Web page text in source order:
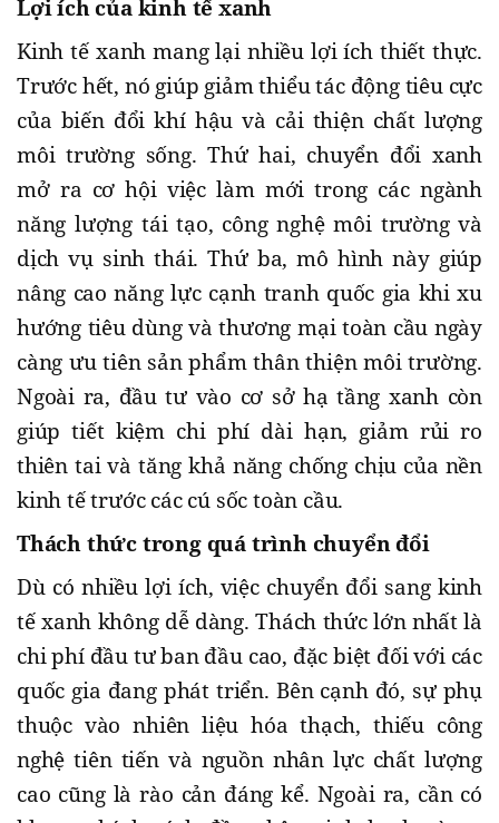
Lợi ích của kinh tế xanh
Kinh tế xanh mang lại nhiều lợi ích thiết thực.
Trước hết, nó giúp giảm thiểu tác động tiêu cực
của biến đổi khí hậu và cải thiện chất lượng
môi trường sống. Thứ hai, chuyển đổi xanh
mở ra cơ hội việc làm mới trong các ngành
năng lượng tái tạo, công nghệ môi trường và
dịch vụ sinh thái. Thứ ba, mô hình này giúp
nâng cao năng lực cạnh tranh quốc gia khi xu
hướng tiêu dùng và thương mại toàn cầu ngày
càng ưu tiên sản phẩm thân thiện môi trường.
Ngoài ra, đầu tư vào cơ sở hạ tầng xanh còn
giúp tiết kiệm chi phí dài hạn, giảm rủi ro
thiên tai và tăng khả năng chống chịu của nền
kinh tế trước các cú sốc toàn cầu.
Thách thức trong quá trình chuyển đổi
Dù có nhiều lợi ích, việc chuyển đổi sang kinh
tế xanh không dễ dàng. Thách thức lớn nhất là
chi phí đầu tư ban đầu cao, đặc biệt đối với các
quốc gia đang phát triển. Bên cạnh đó, sự phụ
thuộc vào nhiên liệu hóa thạch, thiếu công
nghệ tiên tiến và nguồn nhân lực chất lượng
cao cũng là rào cản đáng kể. Ngoài ra, cần có